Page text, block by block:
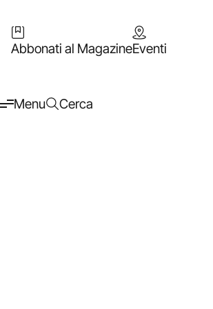
Abbonati al MagazineEventi
Menu Cerca